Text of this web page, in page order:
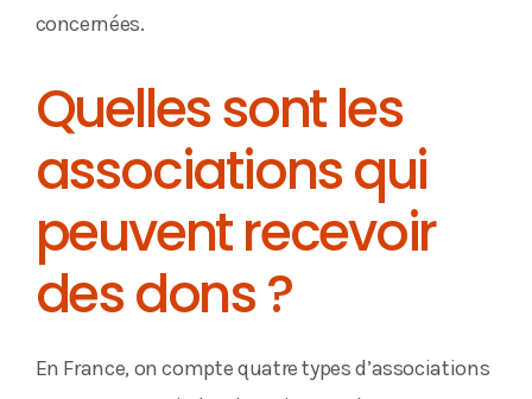
concernées.
Quelles sont les
associations qui
peuvent recevoir
des dons ?
En France, on compte quatre types d’associations